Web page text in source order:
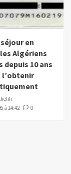
en
Algériens
depuis 10 ans
l’obtenir
à 14:42
0